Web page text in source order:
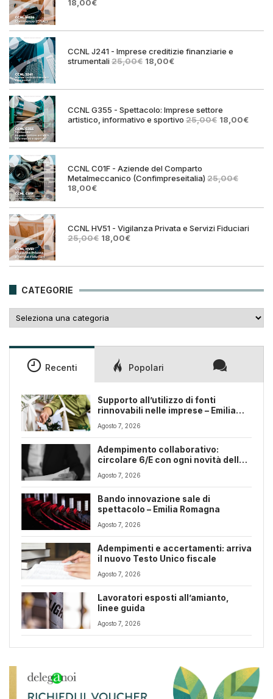
era:
18,00€
è:
CCNL J241 - Imprese creditizie finanziarie e
strumentali25,00€ Il
era:
18,00€Il
è:
CCNL G355 - Spettacolo: Imprese settore
artistico, informativo e sportivo 25,00€ Il
era:
18,00€Il
è:
CCNL C01F - Aziende del Comparto
Metalmeccanico (Confimpreseitalia) 25,00€
Il
originale
25,00€.
18,00€Il
attuale
18,00€.
CCNL HV51 - Vigilanza Privata e Servizi Fiduciari
25,00€ Il
era:
18,00€Il
è:
CATEGORIE
Recenti Popolari
Supporto all’utilizzo di fonti
rinnovabili nelle imprese – Emilia
Agosto 7, 2026
Adempimento collaborativo:
circolare 6/E con ogni novità della
Agosto 7, 2026
Bando innovazione sale di
spettacolo – Emilia Romagna
Agosto 7, 2026
Adempimenti e accertamenti: arriva
il nuovo Testo Unico fiscale
Agosto 7, 2026
Lavoratori esposti all’amianto,
linee guida
Agosto 7, 2026